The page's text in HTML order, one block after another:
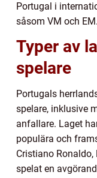
Portugal i
såsom VM och EM.
Typer av
spelare
Portugals
spelare, inklusive
anfallare. Laget
populära och
Cristiano
spelat en